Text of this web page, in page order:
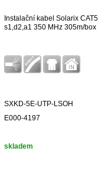
Instalační kabel Solarix
s1,d2,a1 350 MHz 305m/box
SXKD-5E-UTP-LSOH
E000-4197
skladem